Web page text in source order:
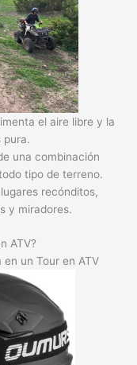
el aire libre y la
pura.
una combinación
tipo de terreno.
recónditos,
y miradores.
ATV?
un Tour en ATV